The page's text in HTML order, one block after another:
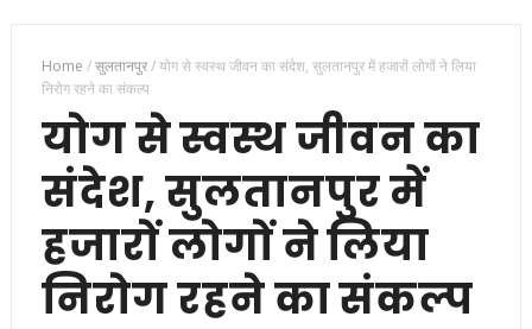
Home /सुलतानपुर/योग से स्वस्थ जीवन का संदेश, सुलतानपुर में हजारों लोगों ने लिया
निरोग रहने का संकल्प
योग से स्वस्थ जीवन का
संदेश, सुलतानपुर में
हजारों लोगों ने लिया
निरोग रहने का संकल्प